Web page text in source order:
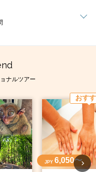
ナルツアー
おす
JPY 6,050〜